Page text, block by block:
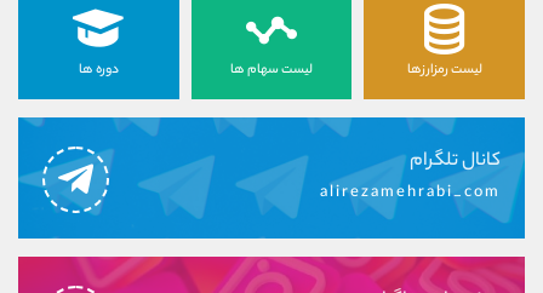
لیست رمزارزها لیست سهام ها دوره ها
کانال تلگرام
alirezamehrabi_com